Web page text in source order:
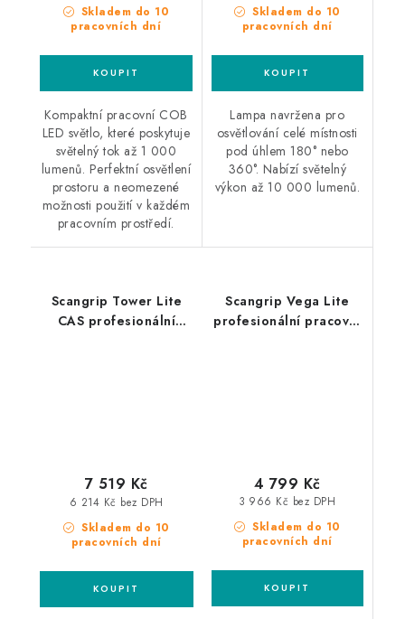
Skladem do 10
pracovních dní
Kompaktní pracovní COB
LED světlo, které poskytuje
světelný tok až 1 000
lumenů. Perfektní osvětlení
prostoru a neomezené
možnosti použití v každém
pracovním prostředí.
Skladem do 10
pracovních dní
Lampa navržena pro
osvětlování celé místnosti
pod úhlem 180° nebo
360°. Nabízí světelný
výkon až 10 000 lumenů.
Scangrip Tower Lite
CAS profesionální
Skladem do 10
pracovních dní
6 214 Kč bez DPH
7 519 Kč
Scangrip Vega Lite
profesionální pracovní
Skladem do 10
pracovních dní
3 966 Kč bez DPH
4 799 Kč